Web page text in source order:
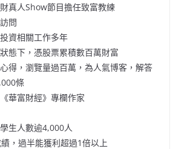
真人Show節目擔任致富教練
問
資相關工作多年
態下，憑股票累積數百萬財富
得，瀏覽量過百萬，為人氣博客，解答
條
華富財經》專欄作家
生人數逾4,000人
，過半能獲利超過1倍以上